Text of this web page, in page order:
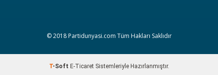
© 2018 Partidunyasi.com Tüm Hakları Saklıdır
T-Soft E-TicaretSistemleriyle Hazırlanmıştır.